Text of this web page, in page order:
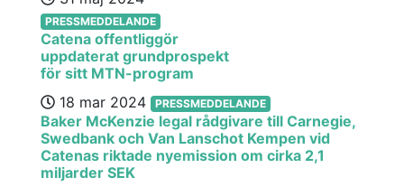
PRESSMEDDELANDE
Catena offentliggör
uppdaterat grundprospekt
för sitt MTN-program
18 mar 2024
PRESSMEDDELANDE
Baker McKenzie legal rådgivare till Carnegie,
Swedbank och Van Lanschot Kempen vid
Catenas riktade nyemission om cirka 2,1
miljarder SEK